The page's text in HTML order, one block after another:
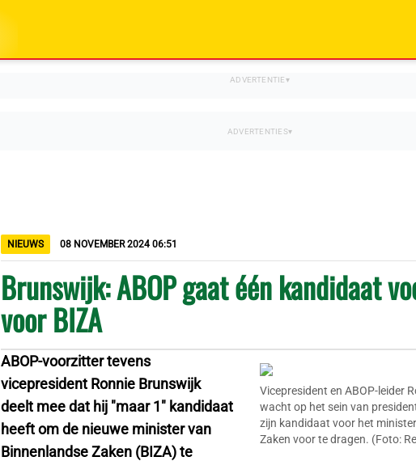
NIEUWS 08 NOVEMBER 2024 06:51
Brunswijk: ABOP gaat één kandidaat
voor BIZA
Vicepresident en ABOP-leider
wacht op het sein van
zijn kandidaat voor het
Zaken voor te dragen. (Foto:
ABOP-voorzitter tevens
vicepresident Ronnie Brunswijk
deelt mee dat hij "maar 1" kandidaat
heeft om de nieuwe minister van
Binnenlandse Zaken (BIZA) te